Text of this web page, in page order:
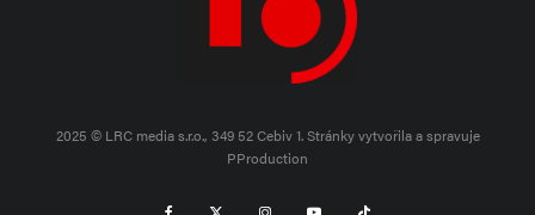
2025 © LRC media s.r.o., 349 52 Cebiv 1.Stránky vytvořila a spravuje
PProduction